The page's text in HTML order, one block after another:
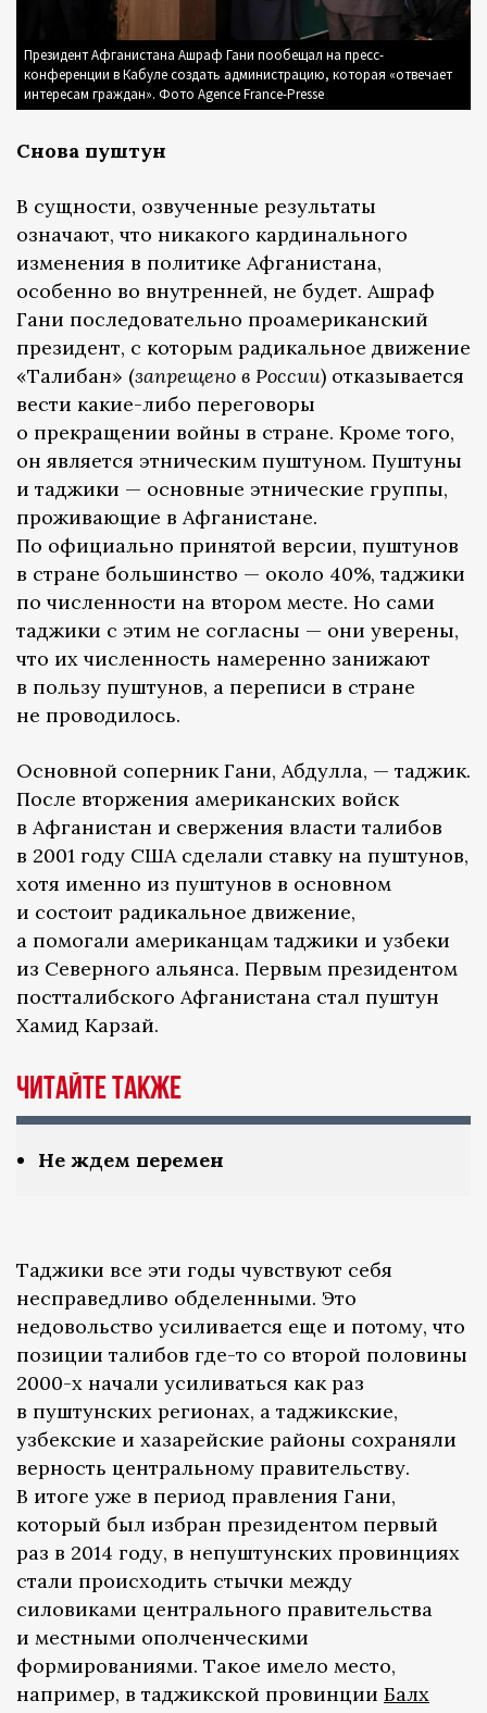
Президент Афганистана Ашраф Гани пообещал на пресс-
конференции в Кабуле создать администрацию, которая «отвечает
интересам граждан». Фото Agence France-Presse
Снова пуштун
В сущности, озвученные результаты
означают, что никакого кардинального
изменения в политике Афганистана,
особенно во внутренней, не будет. Ашраф
Гани последовательно проамериканский
президент, с которым радикальное движение
«Талибан» (запрещено в России) отказывается
вести какие-либо переговоры
о прекращении войны в стране. Кроме того,
он является этническим пуштуном. Пуштуны
и таджики — основные этнические группы,
проживающие в Афганистане.
По официально принятой версии, пуштунов
в стране большинство — около 40%, таджики
по численности на втором месте. Но сами
таджики с этим не согласны — они уверены,
что их численность намеренно занижают
в пользу пуштунов, а переписи в стране
не проводилось.
Основной соперник Гани, Абдулла, — таджик.
После вторжения американских войск
в Афганистан и свержения власти талибов
в 2001 году США сделали ставку на пуштунов,
хотя именно из пуштунов в основном
и состоит радикальное движение,
а помогали американцам таджики и узбеки
из Северного альянса. Первым президентом
постталибского Афганистана стал пуштун
Хамид Карзай.
Читайте также
Не ждем перемен
Таджики все эти годы чувствуют себя
несправедливо обделенными. Это
недовольство усиливается еще и потому, что
позиции талибов где-то со второй половины
2000-х начали усиливаться как раз
в пуштунских регионах, а таджикские,
узбекские и хазарейские районы сохраняли
верность центральному правительству.
В итоге уже в период правления Гани,
который был избран президентом первый
раз в 2014 году, в непуштунских провинциях
стали происходить стычки между
силовиками центрального правительства
и местными ополченческими
формированиями. Такое имело место,
например, в таджикской провинции Балх